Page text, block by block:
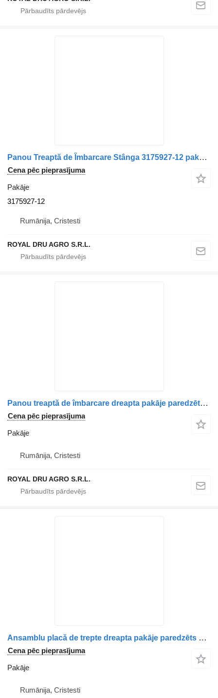
Panou Treaptă de Îmbarcare Stânga 3175927-12 pakāje paredzēts Volvo kravas automašīnas
Cena pēc pieprasījuma
Pakāje
3175927-12
Rumānija, Cristesti
ROYAL DRU AGRO S.R.L.
Panou treaptă de îmbarcare dreapta pakāje paredzēts Volvo 3175928 kravas automašīnas
Cena pēc pieprasījuma
Pakāje
Rumānija, Cristesti
ROYAL DRU AGRO S.R.L.
Ansamblu placă de trepte dreapta pakāje paredzēts Volvo cu lampă semnalizare kravas automašīnas
Cena pēc pieprasījuma
Pakāje
Rumānija, Cristesti